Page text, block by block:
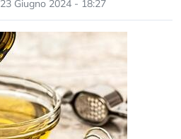
23 Giugno 2024 - 18:27